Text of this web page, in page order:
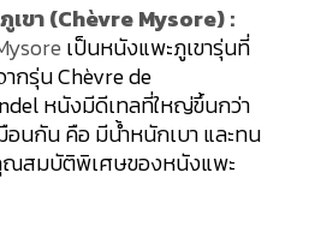
เขา (Chèvre Mysore) :
เป็นหนังแพะภูเขารุ่นที่
กรุ่น Chèvre de
หนังมีดีเทลที่ใหญ่ขึ้นกว่า
นกัน คือ มีน้ำหนักเบา และทน
ณสมบัติพิเศษของหนังแพะ